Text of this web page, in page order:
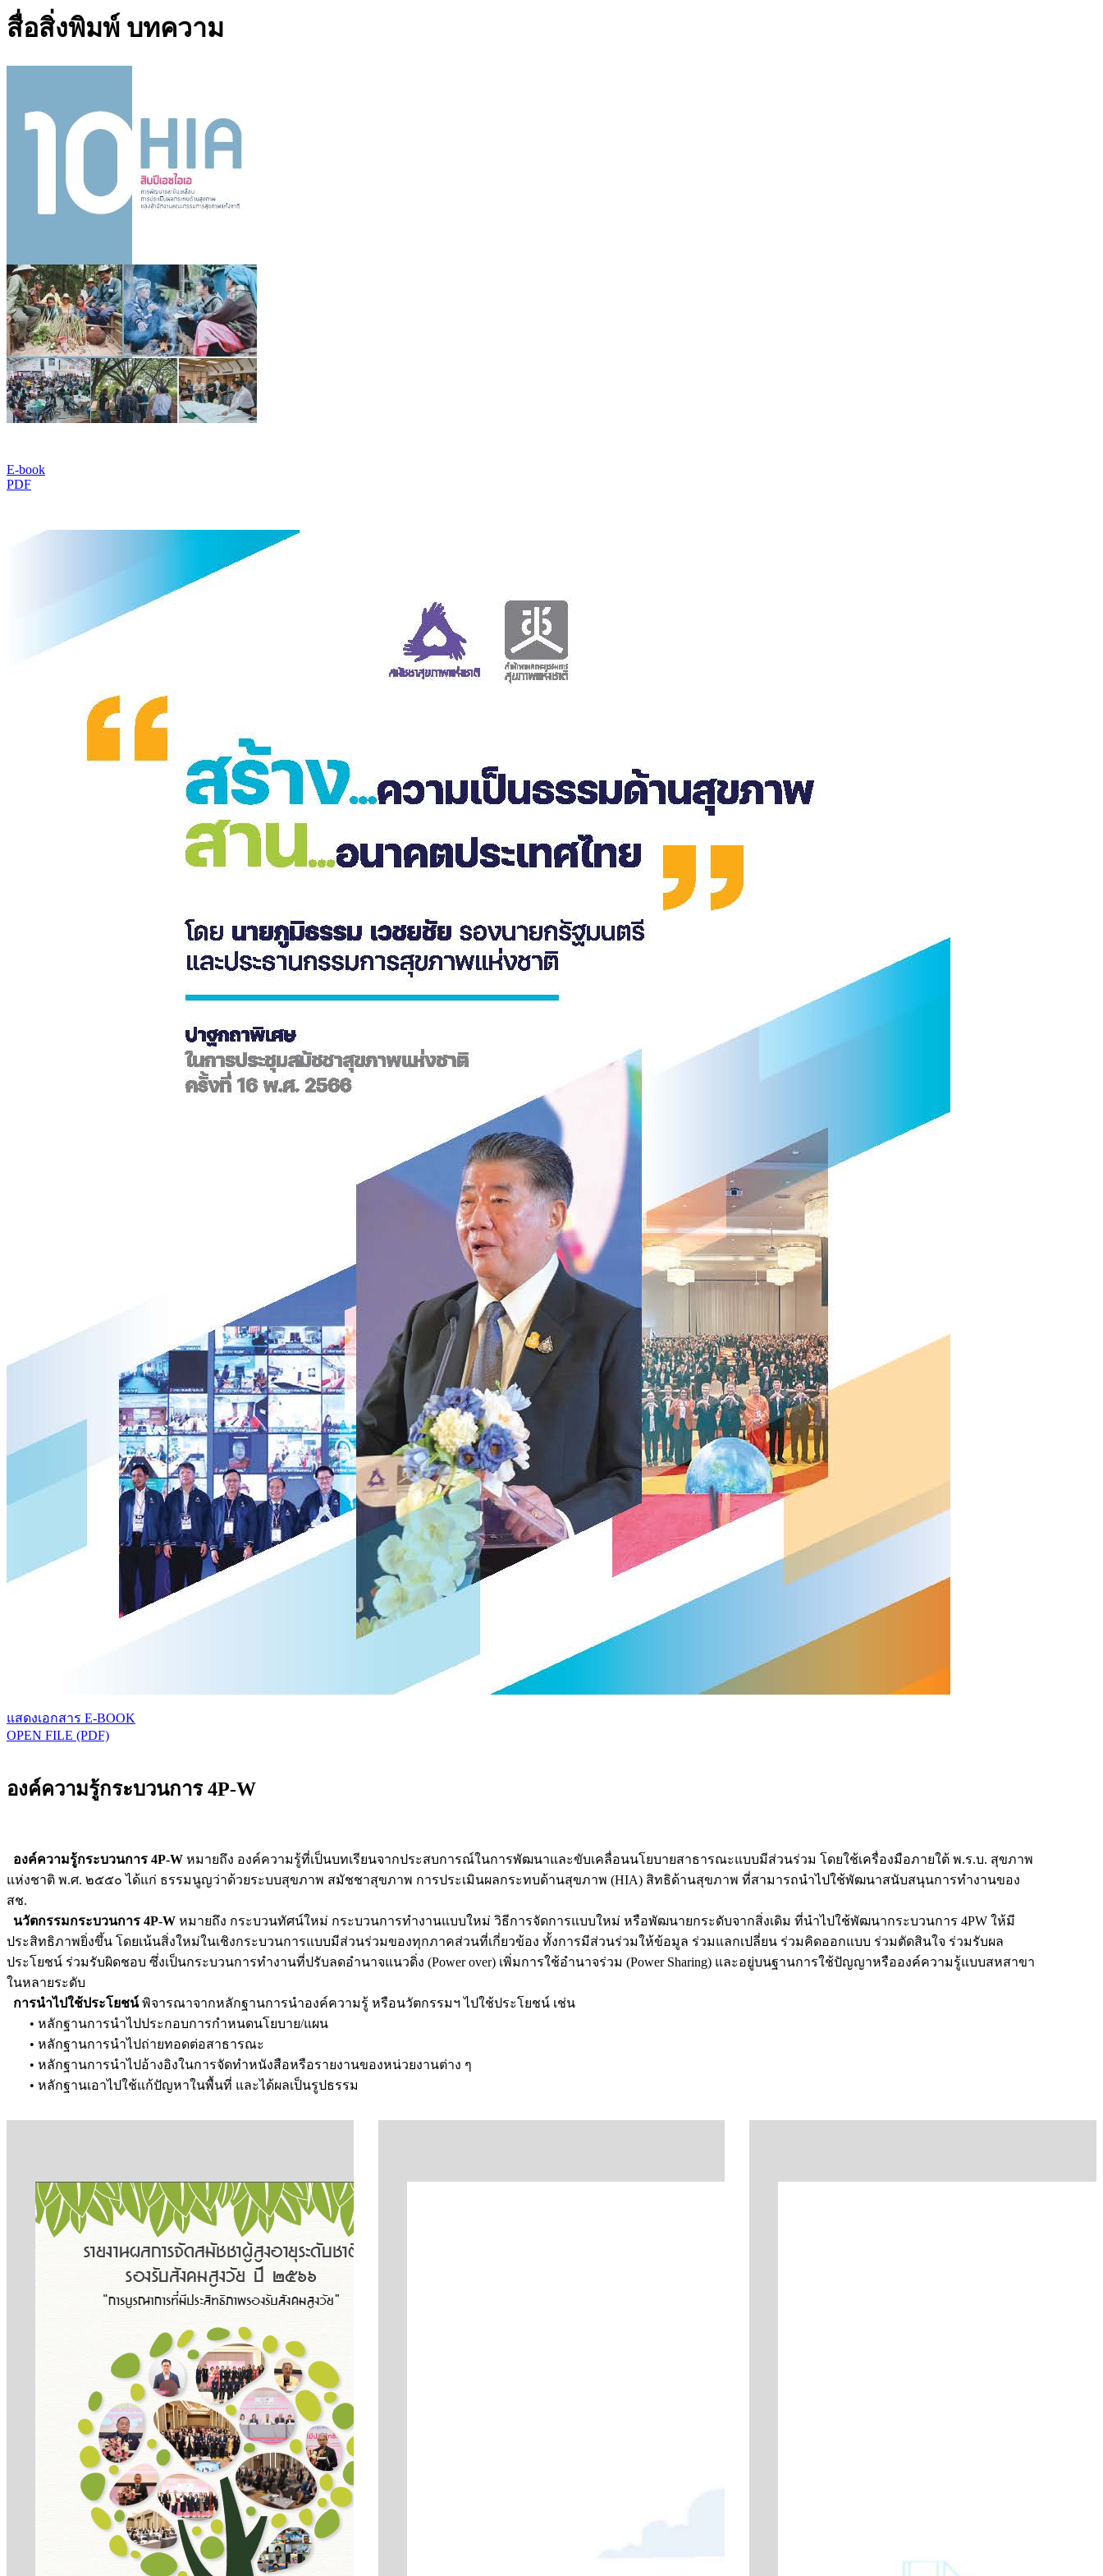
สื่อสิ่งพิมพ์ บทความ
E-book
PDF
แสดงเอกสาร E-BOOK
OPEN FILE (PDF)
องค์ความรู้กระบวนการ 4P-W
องค์ความรู้กระบวนการ 4P-W หมายถึง องค์ความรู้ที่เป็นบทเรียนจากประสบการณ์ในการพัฒนาและขับเคลื่อนนโยบายสาธารณะแบบมีส่วนร่วม โดยใช้เครื่องมือภายใต้ พ.ร.บ. สุขภาพ
แห่งชาติ พ.ศ. ๒๕๕๐ ได้แก่ ธรรมนูญว่าด้วยระบบสุขภาพ สมัชชาสุขภาพ การประเมินผลกระทบด้านสุขภาพ (HIA) สิทธิด้านสุขภาพ ที่สามารถนำไปใช้พัฒนาสนับสนุนการทำงานของ
สช.
นวัตกรรมกระบวนการ 4P-W หมายถึง กระบวนทัศน์ใหม่ กระบวนการทำงานแบบใหม่ วิธีการจัดการแบบใหม่ หรือพัฒนายกระดับจากสิ่งเดิม ที่นำไปใช้พัฒนากระบวนการ 4PW ให้มี
ประสิทธิภาพยิ่งขึ้น โดยเน้นสิ่งใหม่ในเชิงกระบวนการแบบมีส่วนร่วมของทุกภาคส่วนที่เกี่ยวข้อง ทั้งการมีส่วนร่วมให้ข้อมูล ร่วมแลกเปลี่ยน ร่วมคิดออกแบบ ร่วมตัดสินใจ ร่วมรับผล
ประโยชน์ ร่วมรับผิดชอบ ซึ่งเป็นกระบวนการทำงานที่ปรับลดอำนาจแนวดิ่ง (Power over) เพิ่มการใช้อำนาจร่วม (Power Sharing) และอยู่บนฐานการใช้ปัญญาหรือองค์ความรู้แบบสหสาขา
ในหลายระดับ
การนำไปใช้ประโยชน์พิจารณาจากหลักฐานการนำองค์ความรู้ หรือนวัตกรรมฯ ไปใช้ประโยชน์ เช่น
• หลักฐานการนำไปประกอบการกำหนดนโยบาย/แผน
• หลักฐานการนำไปถ่ายทอดต่อสาธารณะ
• หลักฐานการนำไปอ้างอิงในการจัดทำหนังสือหรือรายงานของหน่วยงานต่าง ๆ
• หลักฐานเอาไปใช้แก้ปัญหาในพื้นที่ และได้ผลเป็นรูปธรรม